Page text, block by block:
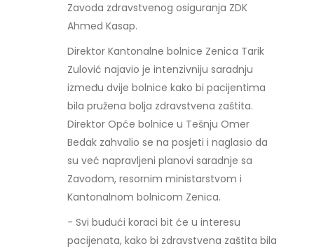
Zavoda zdravstvenog osiguranja ZDK
Ahmed Kasap.
Direktor Kantonalne bolnice Zenica Tarik
Zulović najavio je intenzivniju saradnju
između dvije bolnice kako bi pacijentima
bila pružena bolja zdravstvena zaštita.
Direktor Opće bolnice u Tešnju Omer
Bedak zahvalio se na posjeti i naglasio da
su već napravljeni planovi saradnje sa
Zavodom, resornim ministarstvom i
Kantonalnom bolnicom Zenica.
- Svi budući koraci bit će u interesu
pacijenata, kako bi zdravstvena zaštita bila